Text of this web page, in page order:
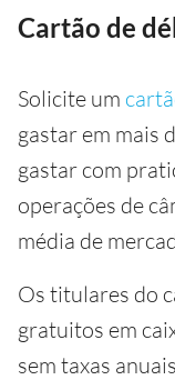
Cartão de
Solicite um
gastar em mais
gastar com
operações de
média de
Os titulares do
gratuitos em
sem taxas